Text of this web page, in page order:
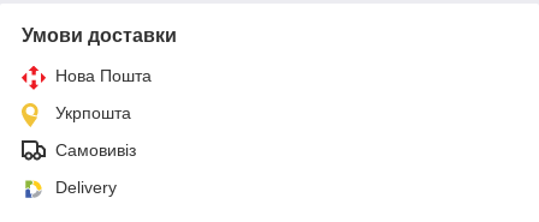
Умови доставки
Нова Пошта
Укрпошта
Самовивіз
Delivery